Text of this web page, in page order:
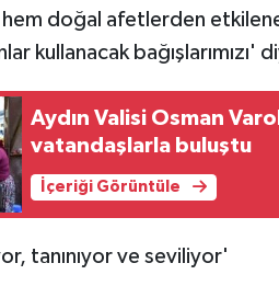
doğal afetlerden
kullanacak bağışlarımızı'
Aydın Valisi Osman
vatandaşlarla buluştu
İçeriği Görüntüle
tanınıyor ve seviliyor'